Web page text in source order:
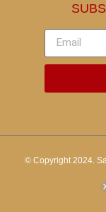
© Copyright 2024.